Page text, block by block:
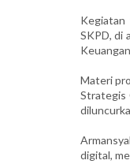
Kegiatan
SKPD, di
Materi
Strategis
digital,